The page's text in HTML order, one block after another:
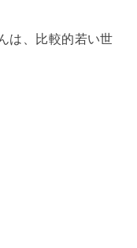
は、比較的若い世